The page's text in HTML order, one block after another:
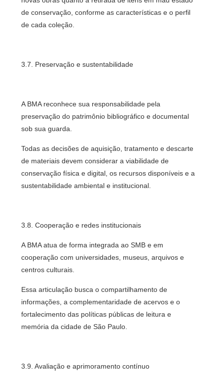
de conservação, conforme as características e o perfil
de cada coleção.
3.7. Preservação e sustentabilidade
A BMA reconhece sua responsabilidade pela
preservação do patrimônio bibliográfico e documental
sob sua guarda.
Todas as decisões de aquisição, tratamento e descarte
de materiais devem considerar a viabilidade de
conservação física e digital, os recursos disponíveis e a
sustentabilidade ambiental e institucional.
3.8. Cooperação e redes institucionais
A BMA atua de forma integrada ao SMB e em
cooperação com universidades, museus, arquivos e
centros culturais.
Essa articulação busca o compartilhamento de
informações, a complementaridade de acervos e o
fortalecimento das políticas públicas de leitura e
memória da cidade de São Paulo.
3.9. Avaliação e aprimoramento contínuo